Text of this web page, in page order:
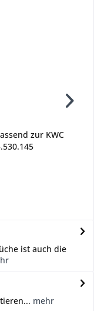
zur KWC
ist auch die
mehr